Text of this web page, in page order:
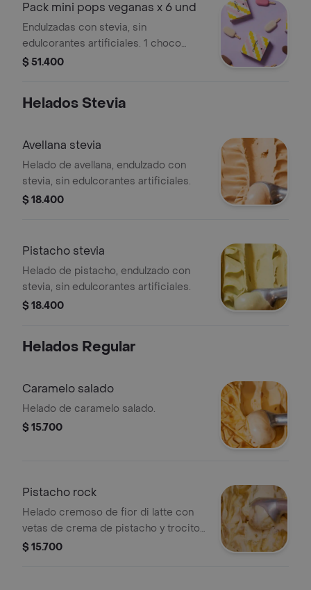
Pack mini pops veganas x 6 und
Endulzadas con stevia, sin
edulcorantes artificiales. 1 choco
vegana, 1 frutos rojos vegana, 1
vegana de pistacho.
$ 51.400
Helados Stevia
Avellana stevia
Helado de avellana, endulzado con
stevia, sin edulcorantes artificiales.
$ 18.400
Pistacho stevia
Helado de pistacho, endulzado con
stevia, sin edulcorantes artificiales.
$ 18.400
Helados Regular
Caramelo salado
Helado de caramelo salado.
$ 15.700
Pistacho rock
Helado cremoso de fior di latte con
vetas de crema de pistacho y trocitos
crujientes de wafer.
$ 15.700